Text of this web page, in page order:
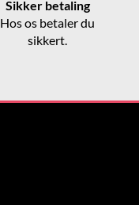
Sikker betaling
Hos os betaler du
sikkert.